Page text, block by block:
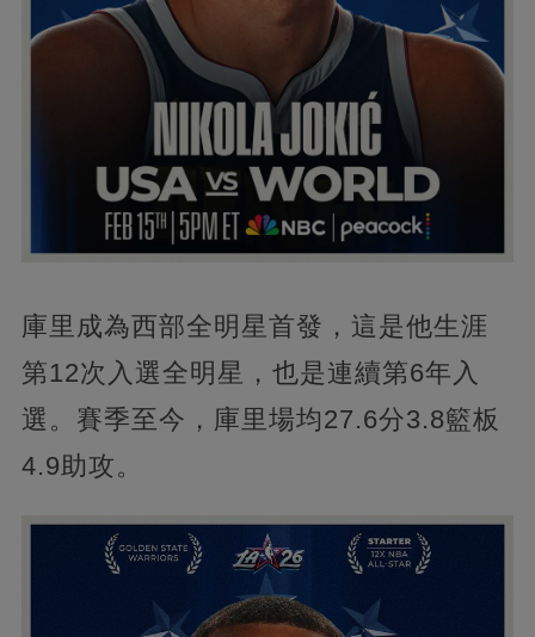
庫里成為西部全明星首發，這是他生涯
第12次入選全明星，也是連續第6年入
選。賽季至今，庫里場均27.6分3.8籃板
4.9助攻。